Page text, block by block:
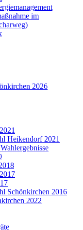
im
2026
Heikendorf 2021
Schönkirchen 2016
2022